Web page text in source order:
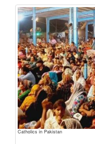
Catholics in Pakistan